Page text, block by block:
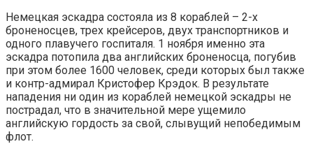
Немецкая эскадра состояла из 8 кораблей – 2-х
броненосцев, трех крейсеров, двух транспортников и
одного плавучего госпиталя. 1 ноября именно эта
эскадра потопила два английских броненосца, погубив
при этом более 1600 человек, среди которых был также
и контр-адмирал Кристофер Крэдок. В результате
нападения ни один из кораблей немецкой эскадры не
пострадал, что в значительной мере ущемило
английскую гордость за свой, слывущий непобедимым
флот.